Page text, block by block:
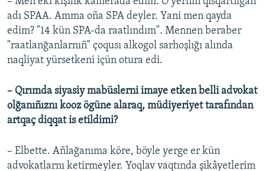
adı SPAA. Amma oña SPA deyler. Yani men qayda
edim? "14 kün SPA-da raatlındım". Mennen beraber
"raatlanğanlarnıñ" çoqusı alkogol sarhoşlığı alında
naqliyat yürsetkeni içün otura edi.
– Qırımda siyasiy mabüslerni imaye etken belli advokat
olğanıñıznı kooz ögüne alaraq, müdiyeriyet tarafından
artqaç diqqat is etildimi?
– Elbette. Añlağanıma köre, böyle yerge er kün
advokatlarnı ketirmeyler. Yoqlav vaqtında şikâyetlerim